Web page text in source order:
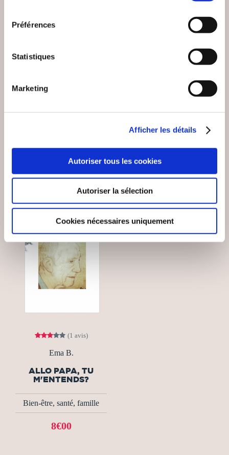
Préférences
Statistiques
Marketing
Afficher les détails
Autoriser tous les cookies
Autoriser la sélection
Cookies nécessaires uniquement
12€00
(0 avis)
Bien-être, santé, famille
13€00
(1 avis)
Ema B.
ALLO PAPA, TU
M'ENTENDS?
Bien-être, santé, famille
8€00